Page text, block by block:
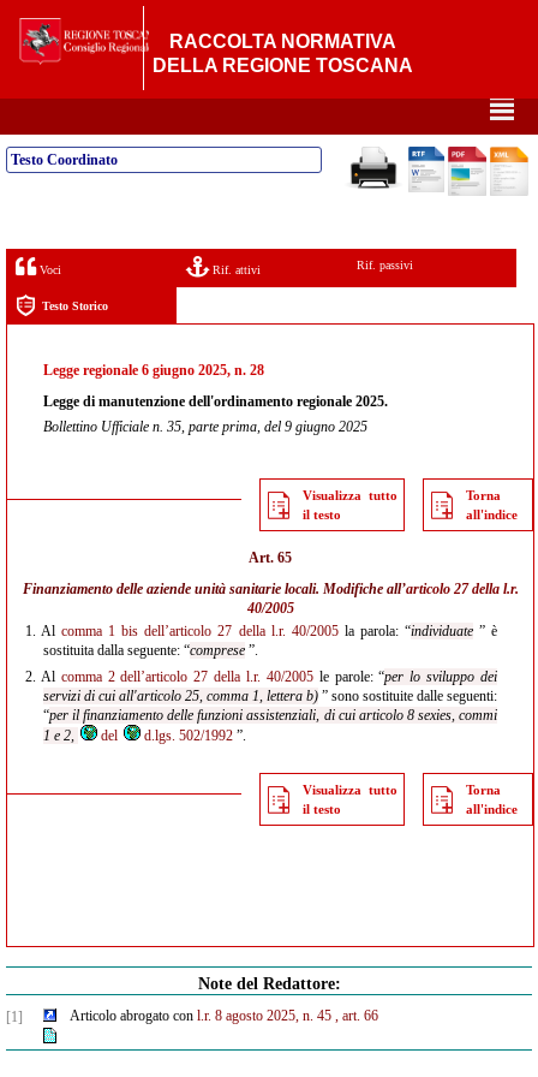
RACCOLTA NORMATIVA
DELLA REGIONE TOSCANA
²
Testo Coordinato
Voci Rif. attivi Rif. passivi
Testo Storico
Legge regionale 6 giugno 2025, n. 28
Legge di manutenzione dell'ordinamento regionale 2025.
Bollettino Ufficiale n. 35, parte prima, del 9 giugno 2025
Visualizza tutto
il testo
Torna
all'indice
Art. 65
Finanziamento delle aziende unità sanitarie locali. Modifiche all’articolo 27 della l.r.
40/2005
1.Alcomma 1 bis dell’articolo 27 della l.r. 40/2005la parola: “individuate” è
sostituita dalla seguente: “comprese ”.
2. Al comma 2 dell’articolo 27 della l.r. 40/2005le parole: “per lo sviluppo dei
servizi di cui all'articolo 25, comma 1, lettera b) ” sono sostituite dalle seguenti:
“per il finanziamento delle funzioni assistenziali, di cui articolo 8 sexies, commi
1 e 2,
del d.lgs. 502/1992 ”.
Visualizza tutto
il testo
Torna
all'indice
Note del Redattore:
[1] Articolo abrogato con l.r. 8 agosto 2025, n. 45 , art. 66